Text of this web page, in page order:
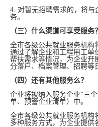
4. 对暂无招聘需求的，将与
务。
（三）什么渠道可享受服务？
全市各级公共就业服务机构
通过了解企业和工程用工单
帮扶需求等情况，为企业开
分落户、档案管理、招聘等
（四）还有其他服务么？
企业将被纳入服务企业“三
单、预警企业清单）中。
全市各级公共就业服务机构
多种服务方式，为企业提供